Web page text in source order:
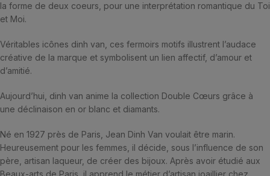
la forme de deux coeurs, pour une interprétation romantique du Toi
et Moi.
Véritables icônes dinh van, ces fermoirs motifs illustrent l’audace
créative de la marque et symbolisent un lien affectif, d’amour et
d’amitié.
Aujourd’hui, dinh van anime la collection Double Cœurs grâce à
une déclinaison en or blanc et diamants.
Né en 1927 près de Paris, Jean Dinh Van voulait être marin.
Heureusement pour les femmes, il décide, sous l’influence de son
père, artisan laqueur, de créer des bijoux. Après avoir étudié aux
Beaux-arts de Paris, il apprend le métier d’artisan joaillier chez